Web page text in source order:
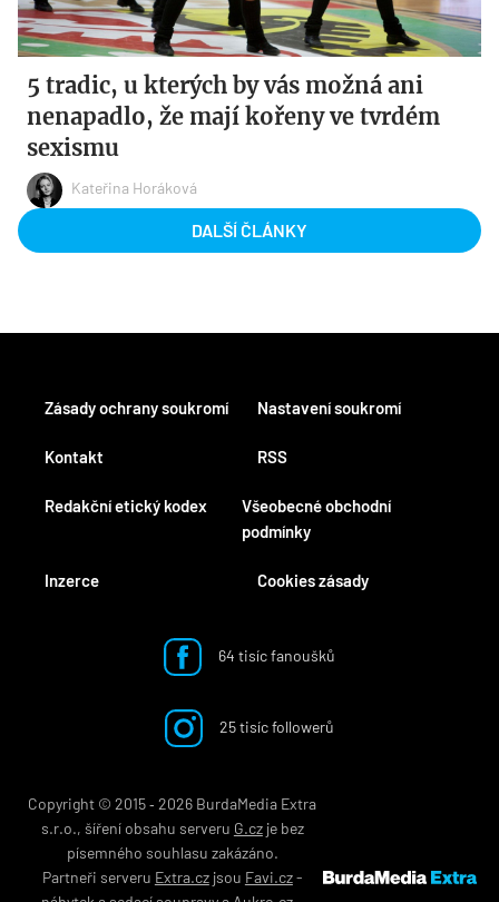
5 tradic, u kterých by vás možná ani
nenapadlo, že mají kořeny ve tvrdém
sexismu
Kateřina Horáková
DALŠÍ ČLÁNKY
Kontakt
Redakční etický kodex
Inzerce
RSS
Všeobecné obchodní
podmínky
Cookies zásady
Zásady ochrany soukromí Nastavení soukromí
64 tisíc fanoušků
25 tisíc followerů
Copyright © 2015 ‐ 2026 BurdaMedia Extra
s.r.o., šíření obsahu serveru G.czje bez
písemného souhlasu zakázáno.
Partneři serveru Extra.czjsou Favi.cz-